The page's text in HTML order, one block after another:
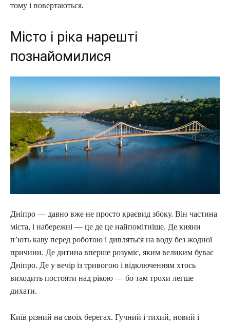
тому і повертаються.
Місто і ріка нарешті
познайомилися
Дніпро — давно вже не просто краєвид збоку. Він частина
міста, і набережні — це де це найпомітніше. Де кияни
п’ють каву перед роботою і дивляться на воду без жодної
причини. Де дитина вперше розуміє, яким великим буває
Дніпро. Де у вечір із тривогою і відключенням хтось
виходить постояти над рікою — бо там трохи легше
дихати.
Київ різний на своїх берегах. Гучний і тихий, новий і